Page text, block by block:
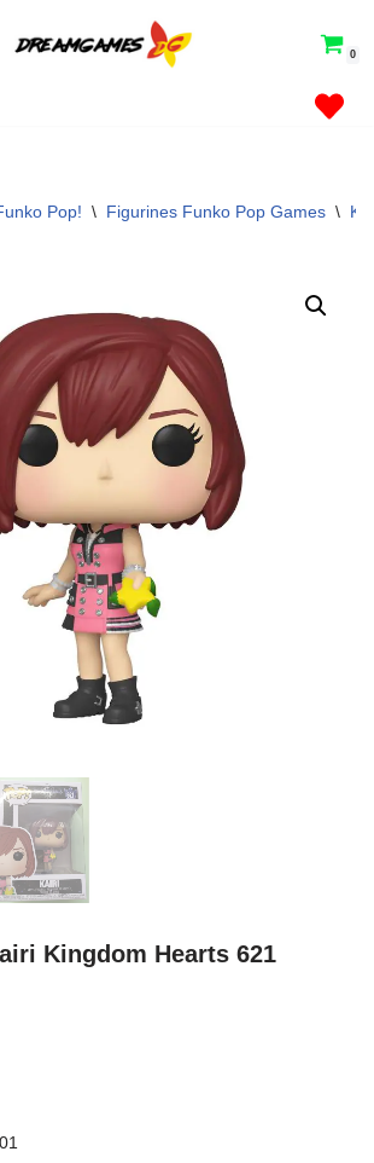
0
Pop! \ Figurines Funko Pop Games \
Kingdom Hearts 621